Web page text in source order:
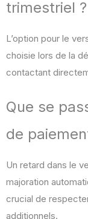
trimestriel ?
L’option pour le
choisie lors de la
contactant
Que se
de
Un retard dans le
majoration
crucial de
additionnels.